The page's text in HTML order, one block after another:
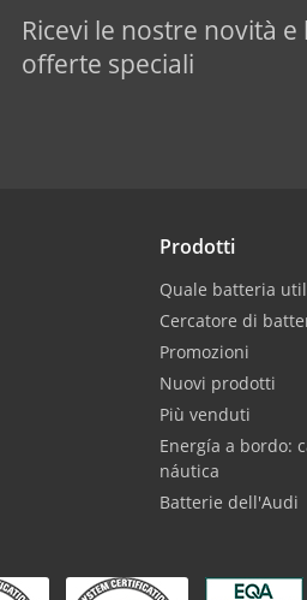
Ricevi le nostre novità e
offerte speciali
Prodotti
Quale batteria
Cercatore di
Promozioni
Nuovi prodotti
Più venduti
Energía a bordo:
náutica
Batterie dell'Audi